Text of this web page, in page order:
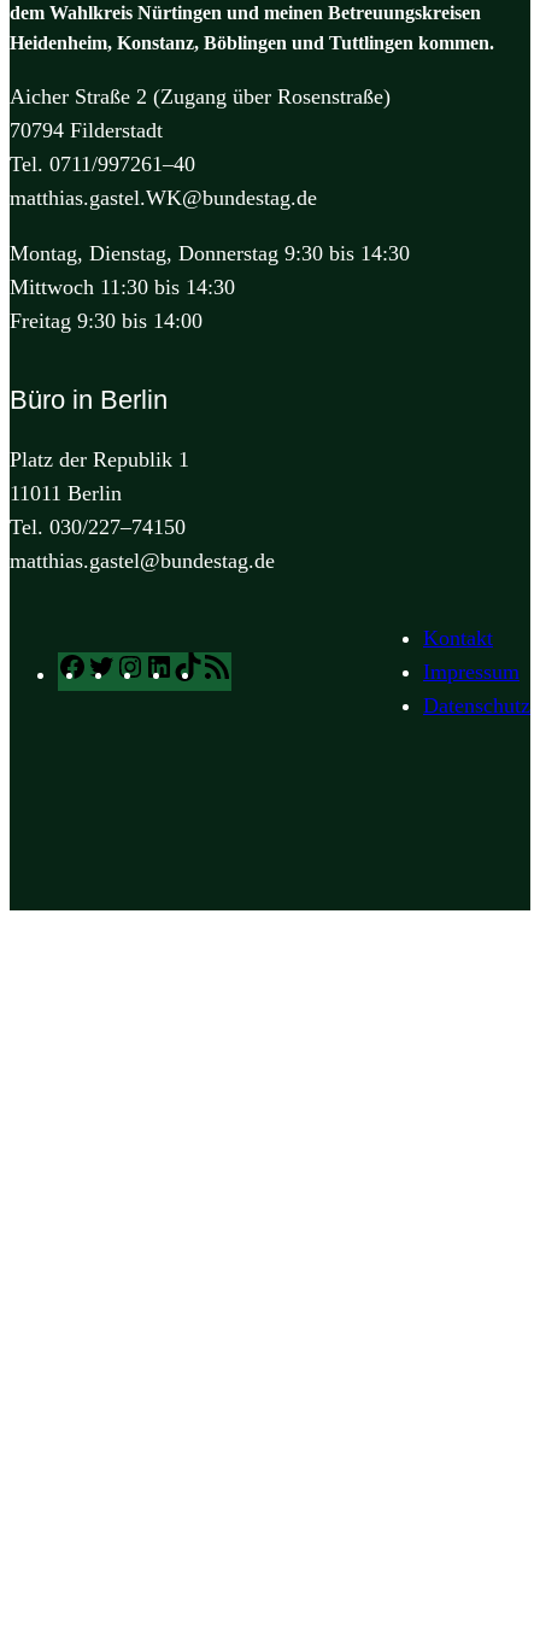
dem Wahlkreis Nürtingen und meinen Betreuungskreisen
Heidenheim, Konstanz, Böblingen und Tuttlingen kommen.
Aicher Straße 2 (Zugang über Rosenstraße)
70794 Filderstadt
Tel. 0711/997261–40
matthias.gastel.WK@bundestag.de
Montag, Dienstag, Donnerstag 9:30 bis 14:30
Mittwoch 11:30 bis 14:30
Freitag 9:30 bis 14:00
Büro in Berlin
Platz der Republik 1
11011 Berlin
Tel. 030/227–74150
matthias.gastel@bundestag.de
Facebook
TwitterInstagram
LinkedIn
TikTok
Kontakt
Impressum
Datenschutz